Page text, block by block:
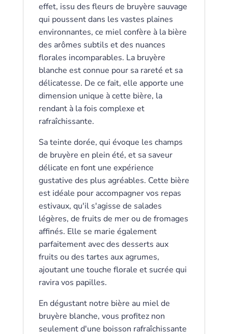
effet, issu des fleurs de bruyère sauvage
qui poussent dans les vastes plaines
environnantes, ce miel confère à la bière
des arômes subtils et des nuances
florales incomparables. La bruyère
blanche est connue pour sa rareté et sa
délicatesse. De ce fait, elle apporte une
dimension unique à cette bière, la
rendant à la fois complexe et
rafraîchissante.
Sa teinte dorée, qui évoque les champs
de bruyère en plein été, et sa saveur
délicate en font une expérience
gustative des plus agréables. Cette bière
est idéale pour accompagner vos repas
estivaux, qu'il s'agisse de salades
légères, de fruits de mer ou de fromages
affinés. Elle se marie également
parfaitement avec des desserts aux
fruits ou des tartes aux agrumes,
ajoutant une touche florale et sucrée qui
ravira vos papilles.
En dégustant notre bière au miel de
bruyère blanche, vous profitez non
seulement d'une boisson rafraîchissante